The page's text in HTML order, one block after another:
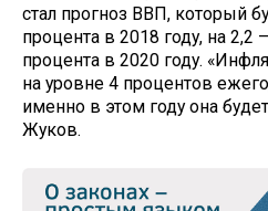
стал прогноз ВВП, который
процента в 2018 году, на 2,2
процента в 2020 году.
на уровне 4 процентов
именно в этом году она
Жуков.